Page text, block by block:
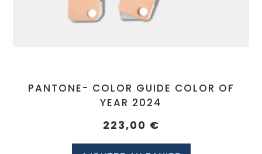
PANTONE- COLOR GUIDE COLOR OF
YEAR 2024
223,00 €